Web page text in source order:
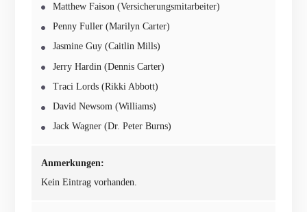
Matthew Faison (Versicherungsmitarbeiter)
Penny Fuller (Marilyn Carter)
Jasmine Guy (Caitlin Mills)
Jerry Hardin (Dennis Carter)
Traci Lords (Rikki Abbott)
David Newsom (Williams)
Jack Wagner (Dr. Peter Burns)
Anmerkungen:
Kein Eintrag vorhanden.